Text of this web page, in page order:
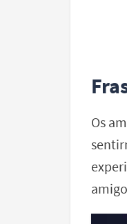
Os